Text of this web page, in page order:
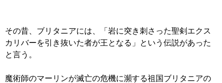
その昔、ブリタニアには、「岩に突き刺さった聖剣エクス
カリバーを引き抜いた者が王となる」という伝説があった
と言う。
魔術師のマーリンが滅亡の危機に瀕する祖国ブリタニアの